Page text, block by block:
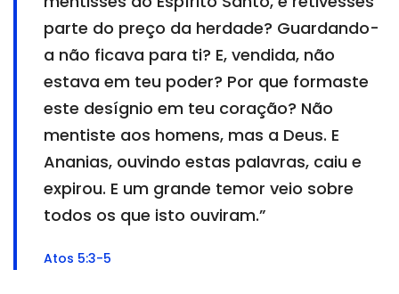
parte do preço da herdade? Guardando-
a não ficava para ti? E, vendida, não
estava em teu poder? Por que formaste
este desígnio em teu coração? Não
mentiste aos homens, mas a Deus. E
Ananias, ouvindo estas palavras, caiu e
expirou. E um grande temor veio sobre
todos os que isto ouviram.”
Atos 5:3-5